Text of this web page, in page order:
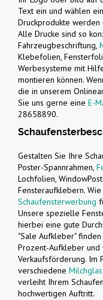
Text ein und wählen
Druckprodukte
Alle Drucke sind so
Fahrzeugbeschriftung,
Klebefolien,
Werbesysteme mit
montieren können.
die in unserem
Sie uns gerne eine E-
28658890.
Gestalten Sie Ihre
Poster-Spannrahmen,
Lochfolien,
Fensteraufklebern.
Schaufensterwerbung
Unsere spezielle
hierbei eine gute
"Sale Aufkleber"
Prozent-Aufkleber
Verkaufsförderung. Im
verschiedene
verleiht Ihrem
hochwertigen Auftritt.